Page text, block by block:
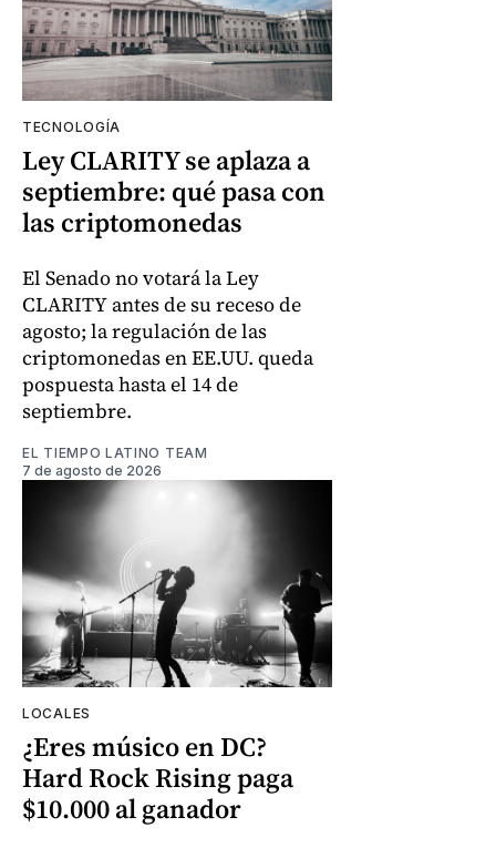
TECNOLOGÍA
Ley CLARITY se aplaza a
septiembre: qué pasa con
las criptomonedas
El Senado no votará la Ley
CLARITY antes de su receso de
agosto; la regulación de las
criptomonedas en EE.UU. queda
pospuesta hasta el 14 de
septiembre.
EL TIEMPO LATINO TEAM
7 de agosto de 2026
LOCALES
¿Eres músico en DC?
Hard Rock Rising paga
$10.000 al ganador